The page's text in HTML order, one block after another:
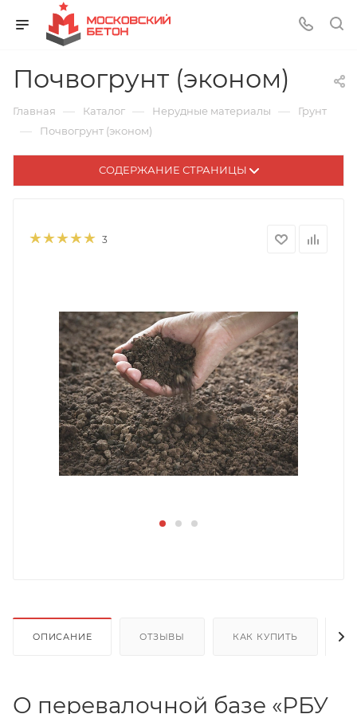
Почвогрунт (эконом)
Главная — Каталог — Нерудные материалы — Грунт
— Почвогрунт (эконом)
СОДЕРЖАНИЕ СТРАНИЦЫ
3
ОПИСАНИЕ ОТЗЫВЫ КАК КУПИТЬ
О перевалочной базе «РБУ